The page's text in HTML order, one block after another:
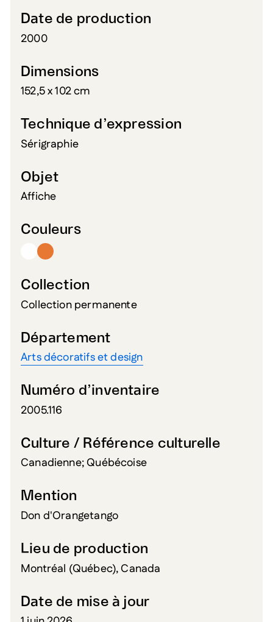
Date de production
2000
Dimensions
152,5 x 102 cm
Technique d’expression
Sérigraphie
Objet
Affiche
Couleurs
Collection
Collection permanente
Département
Arts décoratifs et design
Numéro d’inventaire
2005.116
Culture / Référence culturelle
Canadienne; Québécoise
Mention
Don d'Orangetango
Lieu de production
Montréal (Québec), Canada
Date de mise à jour